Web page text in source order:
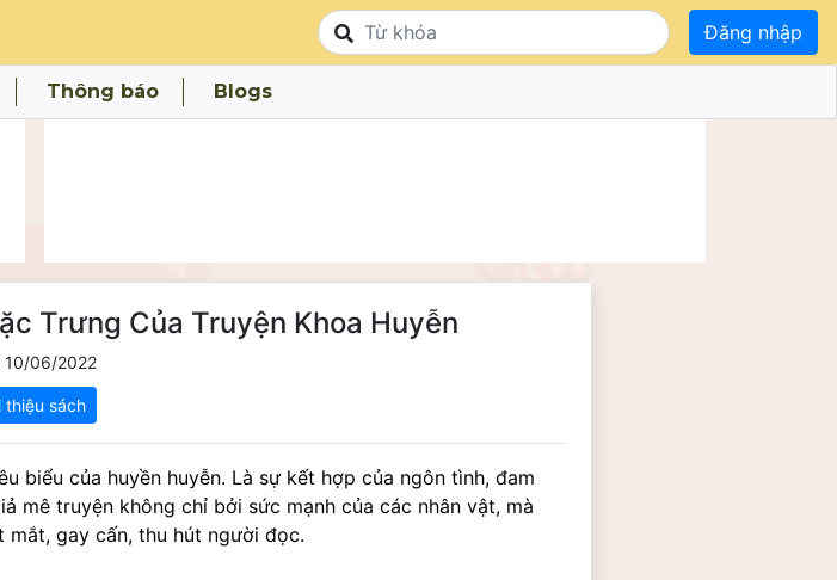
Đăng nhập
Thông báo Blogs
Trưng Của Truyện Khoa Huyễn
10/06/2022
thiệu sách
biểu của huyền huyễn. Là sự kết hợp của ngôn tình, đam
mê truyện không chỉ bởi sức mạnh của các nhân vật, mà
gay cấn, thu hút người đọc.